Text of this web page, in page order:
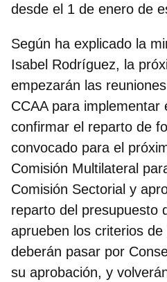
desde el 1 de enero de
Según ha explicado la
Isabel Rodríguez, la
empezarán las
CCAA para implementar
confirmar el reparto de
convocado para el
Comisión Multilateral
Comisión Sectorial y
reparto del presupuesto
aprueben los criterios
deberán pasar por
su aprobación, y